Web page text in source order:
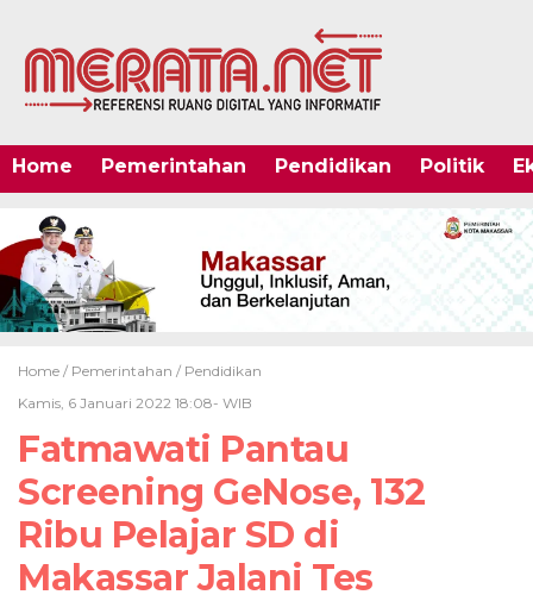
Home Pemerintahan Pendidikan Politik
Home / Pemerintahan / Pendidikan
Kamis, 6 Januari 2022 18:08- WIB
Fatmawati Pantau
Screening GeNose, 132
Ribu Pelajar SD di
Makassar Jalani Tes